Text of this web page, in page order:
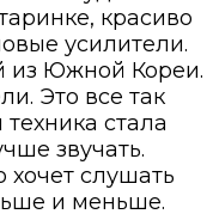
красиво
усилители.
из Южной Кореи.
Это все так
стала
звучать.
хочет слушать
и меньше.